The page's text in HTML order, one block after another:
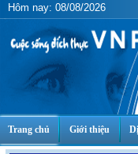
Hôm nay: 08/08/2026
Trang chủ Giới thiệu